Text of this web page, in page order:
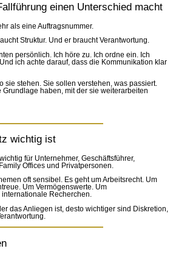
einen Unterschied macht
als eine Auftragsnummer.
Struktur. Und er braucht Verantwortung.
persönlich. Ich höre zu. Ich ordne ein. Ich
ich achte darauf, dass die Kommunikation klar
sie stehen. Sie sollen verstehen, was passiert.
haben, mit der sie weiterarbeiten
wichtig ist
für Unternehmer, Geschäftsführer,
Offices und Privatpersonen.
oft sensibel. Es geht um Arbeitsrecht. Um
Um Vermögenswerte. Um
Recherchen.
das Anliegen ist, desto wichtiger sind Diskretion,